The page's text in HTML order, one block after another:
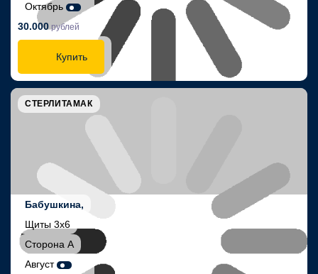
Октябрь
30.000рублей
Купить
СТЕРЛИТАМАК
Бабушкина,
Щиты 3х6
Сторона А
Август